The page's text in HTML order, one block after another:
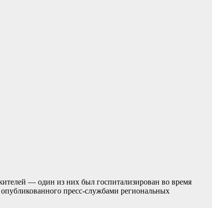
— один из них был госпитализирован во время
пресс-службами региональных